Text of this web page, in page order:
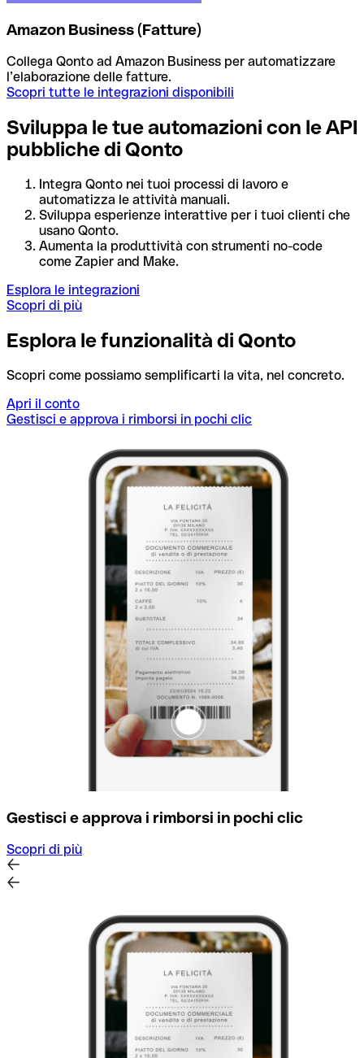
Amazon Business (Fatture)
Collega Qonto ad Amazon Business per automatizzare
l’elaborazione delle fatture.
Scopri tutte le integrazioni disponibili
Sviluppa le tue automazioni con le API
pubbliche di Qonto
Integra Qonto nei tuoi processi di lavoro e
automatizza le attività manuali.
Sviluppa esperienze interattive per i tuoi clienti che
usano Qonto.
Aumenta la produttività con strumenti no-code
come Zapier and Make.
Esplora le integrazioni
Scopri di più
Esplora le funzionalità di Qonto
Scopri come possiamo semplificarti la vita, nel concreto.
Apri il conto
Gestisci e approva i rimborsi in pochi clic
Gestisci e approva i rimborsi in pochi clic
Scopri di più